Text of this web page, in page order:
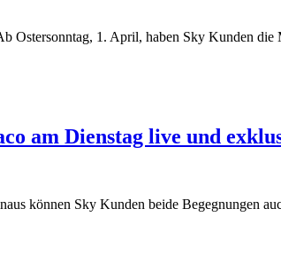
Ostersonntag, 1. April, haben Sky Kunden
am Dienstag live und
können Sky Kunden beide Begegnungen